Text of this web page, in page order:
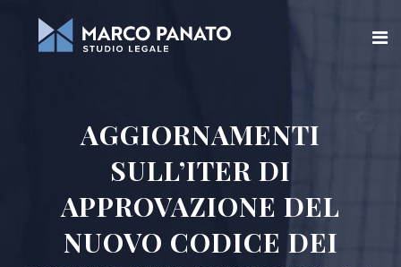
Chi siamo
Aree di attività
AGGIORNAMENTI
SULL’ITER DI
APPROVAZIONE DEL
NUOVO CODICE DEI